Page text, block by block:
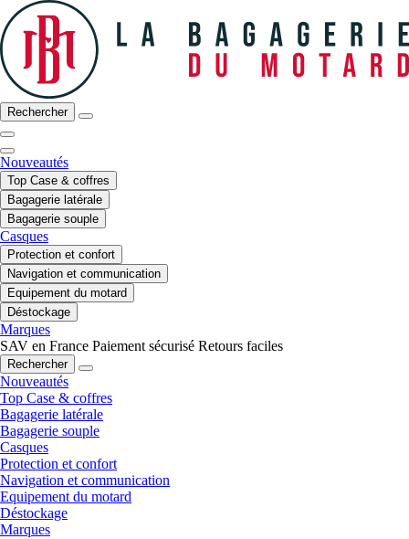
Rechercher
Nouveautés
Top Case & coffres
Bagagerie latérale
Bagagerie souple
Casques
Protection et confort
Navigation et communication
Equipement du motard
Déstockage
Marques
SAV en France Paiement sécurisé Retours faciles
Rechercher
Nouveautés
Top Case & coffres
Bagagerie latérale
Bagagerie souple
Casques
Protection et confort
Navigation et communication
Equipement du motard
Déstockage
Marques